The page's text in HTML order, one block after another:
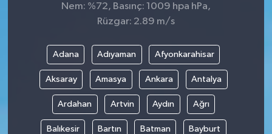
Nem: %72, Basınç: 1009 hpa hPa,
Rüzgar: 2.89 m/s
Adana Adıyaman Afyonkarahisar
Aksaray Amasya Ankara Antalya
Ardahan Artvin Aydın Ağrı
Balıkesir Bartın Batman Bayburt
BİLİM&TEKNOLOJİ
BÖLGE
TÜRKİYE